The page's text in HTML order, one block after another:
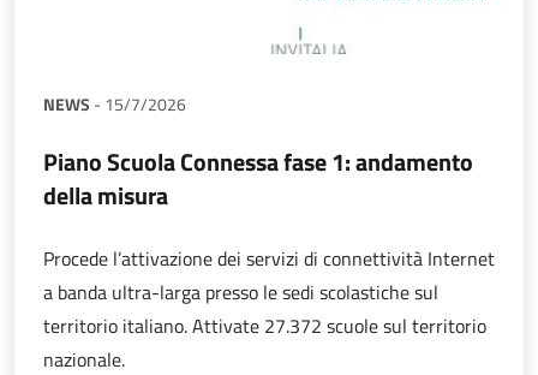
NEWS - 15/7/2026
Piano Scuola Connessa fase 1: andamento
della misura
Procede l’attivazione dei servizi di connettività Internet
a banda ultra-larga presso le sedi scolastiche sul
territorio italiano. Attivate 27.372 scuole sul territorio
nazionale.